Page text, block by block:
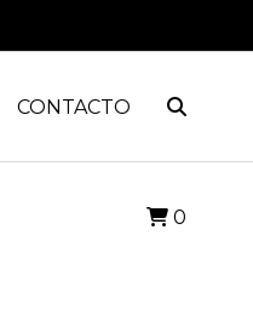
CONTACTO
0